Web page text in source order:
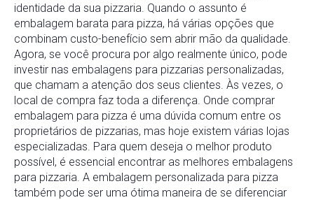
identidade da sua pizzaria. Quando o assunto é
embalagem barata para pizza, há várias opções que
combinam custo-benefício sem abrir mão da qualidade.
Agora, se você procura por algo realmente único, pode
investir nas embalagens para pizzarias personalizadas,
que chamam a atenção dos seus clientes. Às vezes, o
local de compra faz toda a diferença. Onde comprar
embalagem para pizza é uma dúvida comum entre os
proprietários de pizzarias, mas hoje existem várias lojas
especializadas. Para quem deseja o melhor produto
possível, é essencial encontrar as melhores embalagens
para pizzaria. A embalagem personalizada para pizza
também pode ser uma ótima maneira de se diferenciar